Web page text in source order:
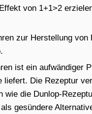
von 1+1>2
zur Herstellung
ist ein aufwändiger
liefert. Die Rezeptur
wie die Dunlop-
gesündere